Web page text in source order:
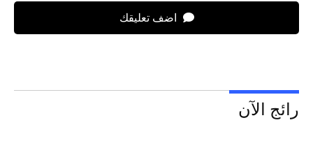
اضف تعليقك
رائج الآن